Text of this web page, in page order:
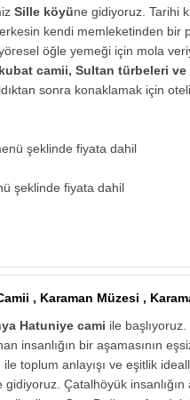
Sille köyüne gidiyoruz. Tarihi
kendi memleketinden bir
öğle yemeği için mola
camii, Sultan türbeleri ve
sonra konaklamak için
şeklinde fiyata dahil
şeklinde fiyata dahil
, Karaman Müzesi ,
Hatuniye cami ile başlıyoruz.
insanlığın bir aşamasının
toplum anlayışı ve eşitlik
gidiyoruz. Çatalhöyük insanlığın